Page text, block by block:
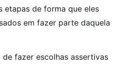
etapas de forma que eles
em fazer parte daquela
fazer escolhas assertivas